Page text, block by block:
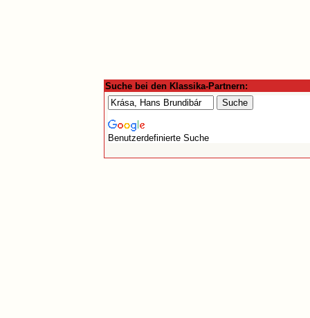
Suche bei den Klassika-Partnern:
Benutzerdefinierte Suche